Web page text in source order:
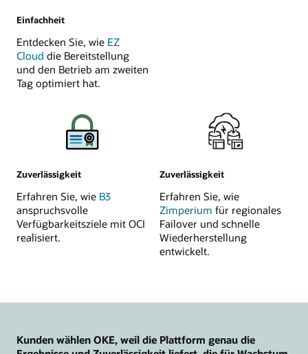
Einfachheit
Entdecken Sie, wie EZ
Cloud die Bereitstellung
und den Betrieb am zweiten
Tag optimiert hat.
Zuverlässigkeit
Erfahren Sie, wie B3
anspruchsvolle
Verfügbarkeitsziele mit OCI
realisiert.
Zuverlässigkeit
Erfahren Sie, wie
Zimperium für regionales
Failover und schnelle
Wiederherstellung
entwickelt.
Kunden wählen OKE, weil die Plattform genau die